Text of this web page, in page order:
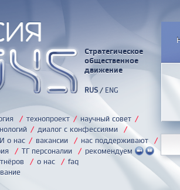
Стратегическое
общественное
движение
RUS/ ENG
/ технопроект / научный совет /
/ диалог с конфессиями /
о нас / вакансии / нас поддерживают /
/ ТГ персоналии / рекомендуем
/ о нас / faq